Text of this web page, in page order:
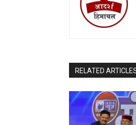
RELATED